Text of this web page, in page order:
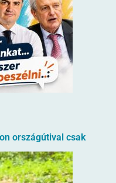
országútival csak